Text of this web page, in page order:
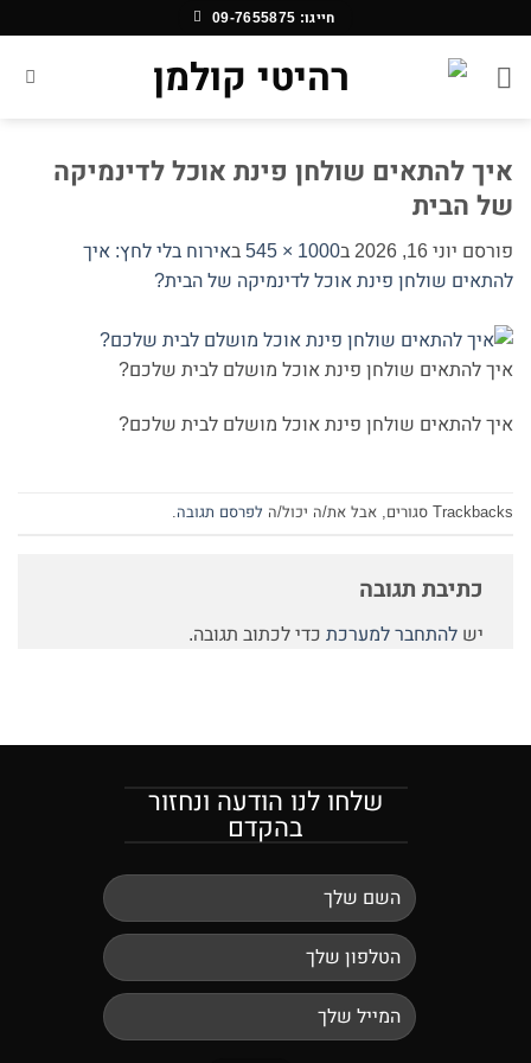
content
חייגו: 09-7655875
איך להתאים שולחן פינת אוכל לדינמיקה
של הבית
פורסם יוני 16, 2026 ב1000 × 545 באירוח בלי לחץ: איך
להתאים שולחן פינת אוכל לדינמיקה של הבית?
איך להתאים שולחן פינת אוכל מושלם לבית שלכם?
איך להתאים שולחן פינת אוכל מושלם לבית שלכם?
Trackbacks סגורים, אבל את/ה יכול/ה לפרסם תגובה.
כתיבת תגובה
יש להתחבר למערכת כדי לכתוב תגובה.
שלחו לנו הודעה ונחזור
בהקדם